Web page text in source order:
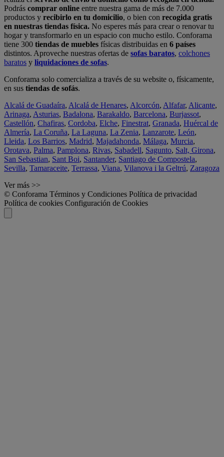
Podrás comprar online entre nuestra gama de más de 7.000
productos y recibirlo en tu domicilio, o bien con recogida gratis
en nuestras tiendas física. No esperes más para crear o renovar tu
hogar y transformarlo en un espacio con mucho estilo. Conforama
tiene 300 tiendas de muebles físicas distribuidas en 6 países
distintos. Aproveche nuestras ofertas de sofas baratos, colchones
baratos y liquidaciones de sofas.
Conforama solo comercializa a través de su website o, físicamente,
en sus tiendas de sofás.
Alcalá de Guadaíra, Alcalá de Henares, Alcorcón, Alfafar, Alicante,
Arinaga, Asturias, Badalona, Barakaldo, Barcelona, Burjassot,
Castellón, Chafiras, Cordoba, Elche, Finestrat, Granada, Huércal de
Almería, La Coruña, La Laguna, La Zenia, Lanzarote, León,
Lleida, Los Barrios, Madrid, Majadahonda, Málaga, Murcia,
Orotava, Palma, Pamplona, Rivas, Sabadell, Sagunto, Salt, Girona,
San Sebastian, Sant Boi, Santander, Santiago de Compostela,
Sevilla, Tamaraceite, Terrassa, Viana, Vilanova i la Geltrú, Zaragoza
Ver más >>
© Conforama Términos y Condiciones Política de privacidad
Política de cookies Configuración de Cookies